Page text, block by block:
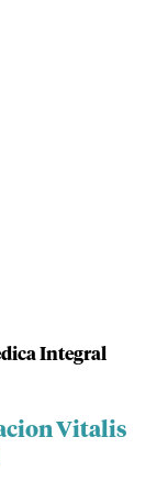
Integral
Vitalis